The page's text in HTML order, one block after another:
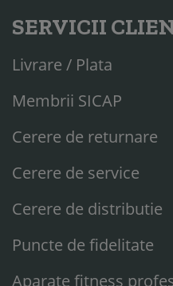
SERVICII
Livrare / Plata
Membrii SICAP
Cerere de returnare
Cerere de service
Cerere de distributie
Puncte de fidelitate
Aparate fitness